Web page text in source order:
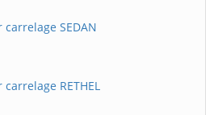
SEDAN
RETHEL